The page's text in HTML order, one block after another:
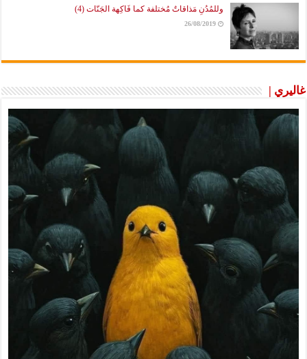
وللمُدُنِ مَذاقاتٌ مُختلفة كما فَاكِهة الجَنّات (4)
26/08/2019
غاليري |